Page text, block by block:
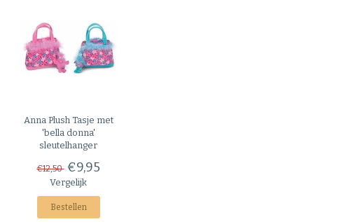
Anna Plush Tasje met
'bella donna'
sleutelhanger
€12,50 €9,95
Vergelijk
Bestellen